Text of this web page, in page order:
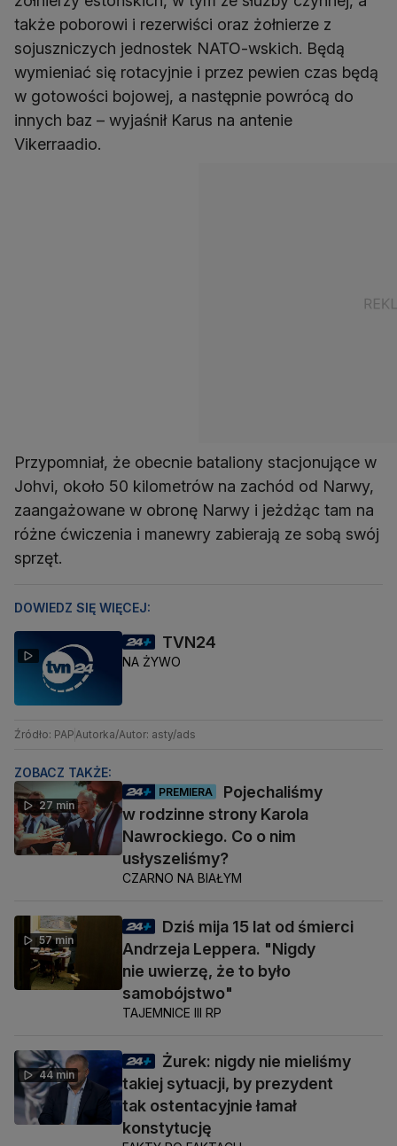
także poborowi i rezerwiści oraz żołnierze z
sojuszniczych jednostek NATO-wskich. Będą
wymieniać się rotacyjnie i przez pewien czas będą
w gotowości bojowej, a następnie powrócą do
innych baz – wyjaśnił Karus na antenie
Vikerraadio.
Przypomniał, że obecnie bataliony stacjonujące w
Johvi, około 50 kilometrów na zachód od Narwy,
zaangażowane w obronę Narwy i jeżdżąc tam na
różne ćwiczenia i manewry zabierają ze sobą swój
sprzęt.
DOWIEDZ SIĘ WIĘCEJ:
TVN24
NA ŻYWO
Źródło: PAPAutorka/Autor: asty/ads
ZOBACZ TAKŻE:
27 min
PREMIERA
Pojechaliśmy
w rodzinne strony Karola
Nawrockiego. Co o nim
usłyszeliśmy?
CZARNO NA BIAŁYM
57 min
Dziś mija 15 lat od śmierci
Andrzeja Leppera. "Nigdy
nie uwierzę, że to było
samobójstwo"
TAJEMNICE III RP
44 min
Żurek: nigdy nie mieliśmy
takiej sytuacji, by prezydent
tak ostentacyjnie łamał
konstytucję